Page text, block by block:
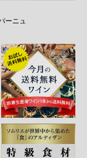
ーニュ